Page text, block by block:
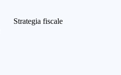
Strategia fiscale